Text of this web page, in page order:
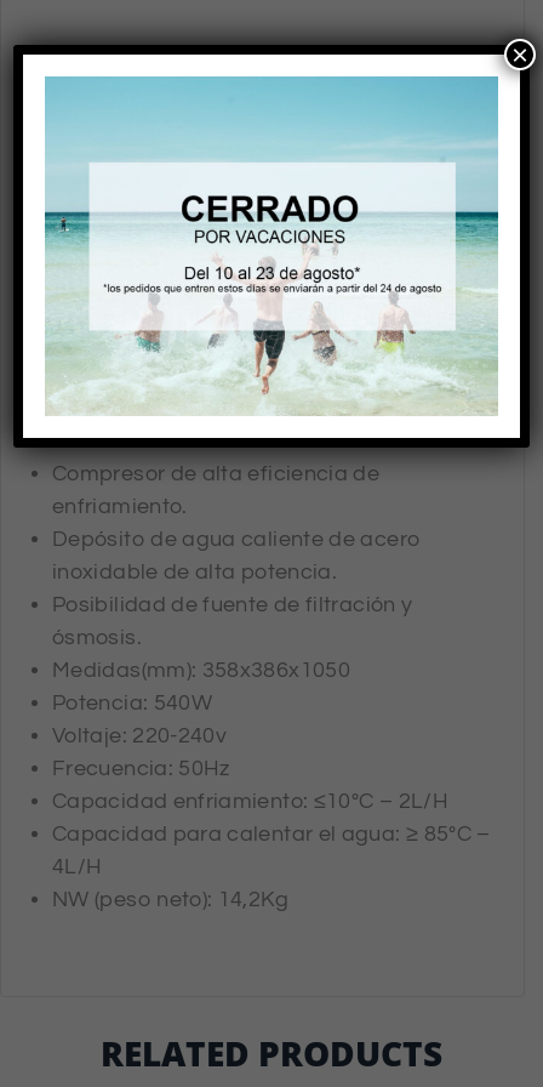
COMPONENTES Y ESPECIFICACIONES
Certificado GS, CE, CB, UL, NSF, ES
calidad DANFU.
La caldera tiene instalado un sistema de
purga para alargar la vida de la caldera.
Todos los conductos son de acero
inoxidable (sin sabores de plásticos).
Nuevo acabado. Un diseño muy atractivo.
Doble dispositivo de seguridad para evitar
el sobrecalentamiento.
Compresor de alta eficiencia de
enfriamiento.
Depósito de agua caliente de acero
inoxidable de alta potencia.
Posibilidad de fuente de filtración y
ósmosis.
Medidas(mm): 358x386x1050
Potencia: 540W
Voltaje: 220-240v
Frecuencia: 50Hz
Capacidad enfriamiento: ≤10ºC – 2L/H
Capacidad para calentar el agua: ≥ 85ºC –
4L/H
NW (peso neto): 14,2Kg
RELATED PRODUCTS
×